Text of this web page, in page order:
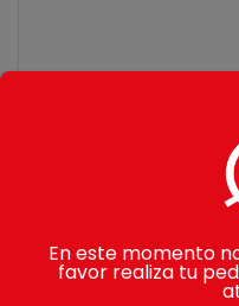
En este momento
favor realiza tu